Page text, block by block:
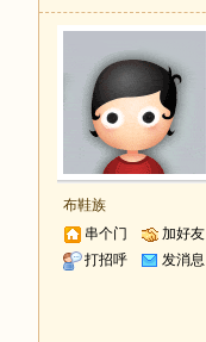
布鞋族
串个门
加好友
打招呼
发消息